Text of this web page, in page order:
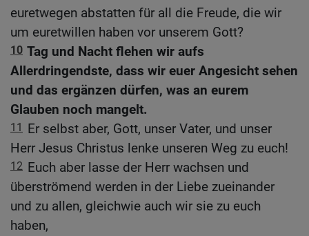
euretwegen abstatten für all die Freude, die wir
um euretwillen haben vor unserem Gott?
10 Tag und Nacht flehen wir aufs
Allerdringendste, dass wir euer Angesicht sehen
und das ergänzen dürfen, was an eurem
Glauben noch mangelt.
11
Er selbst aber, Gott, unser Vater, und unser
Herr Jesus Christus lenke unseren Weg zu euch!
12 Euch aber lasse der Herr wachsen und
überströmend werden in der Liebe zueinander
und zu allen, gleichwie auch wir sie zu euch
haben,